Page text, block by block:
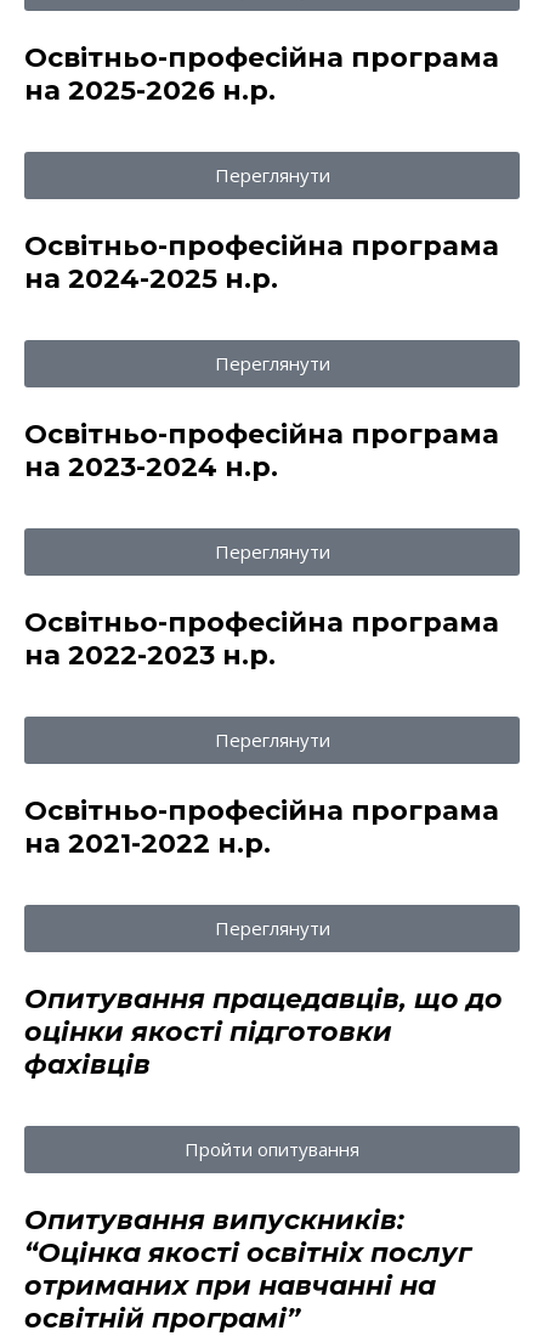
Освітньо-професійна програма
на 2025-2026 н.р.
Переглянути
Освітньо-професійна програма
на 2024-2025 н.р.
Переглянути
Освітньо-професійна програма
на 2023-2024 н.р.
Переглянути
Освітньо-професійна програма
на 2022-2023 н.р.
Переглянути
Освітньо-професійна програма
на 2021-2022 н.р.
Переглянути
Опитування працедавців, що до
оцінки якості підготовки
фахівців
Пройти опитування
Опитування випускників:
“Оцінка якості освітніх послуг
отриманих при навчанні на
освітній програмі”